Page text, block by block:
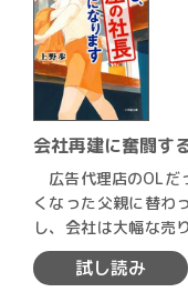
会社再建に奮闘す
広告代理店のOLだ
くなった父親に替わ
し、会社は大幅な売
求めら…
試し読み